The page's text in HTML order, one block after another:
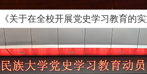
《关于在全校开展党史学习教育的